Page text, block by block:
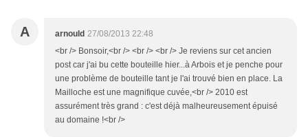
A arnould 27/08/2013 22:48
<br /> Bonsoir,<br /> <br /> <br /> Je reviens sur cet ancien
post car j'ai bu cette bouteille hier...à Arbois et je penche pour
une problème de bouteille tant je l'ai trouvé bien en place. La
Mailloche est une magnifique cuvée,<br /> 2010 est
assurément très grand : c'est déjà malheureusement épuisé
au domaine !<br />